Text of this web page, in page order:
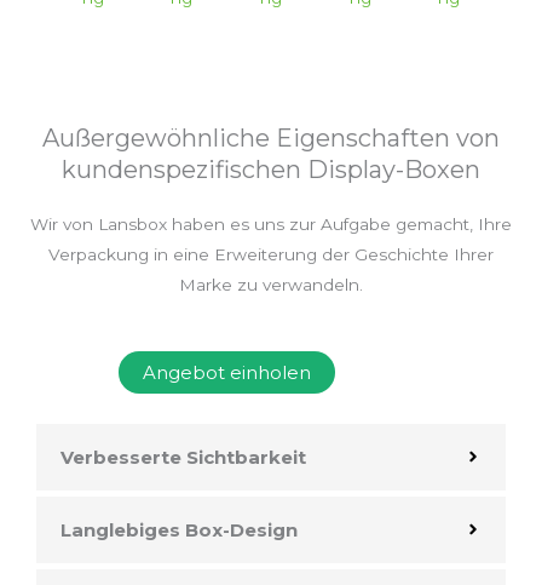
Außergewöhnliche Eigenschaften von
kundenspezifischen Display-Boxen
Wir von Lansbox haben es uns zur Aufgabe gemacht, Ihre
Verpackung in eine Erweiterung der Geschichte Ihrer
Marke zu verwandeln.
Angebot einholen
Verbesserte Sichtbarkeit
Langlebiges Box-Design